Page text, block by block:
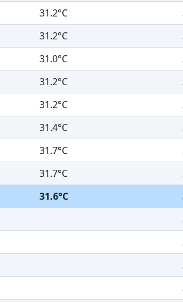
31.2°C
31.2°C
31.0°C
31.2°C
31.2°C
31.4°C
31.7°C
31.7°C
31.6°C